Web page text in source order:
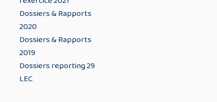
Dossiers & Rapports
2020
Dossiers & Rapports
2019
Dossiers reporting 29
LEC